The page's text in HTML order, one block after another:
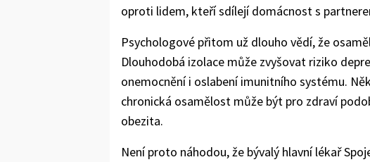
oproti lidem, kteří sdílejí domácnost s
Psychologové přitom už dlouho vědí, že
Dlouhodobá izolace může zvyšovat riziko
onemocnění i oslabení imunitního systému.
chronická osamělost může být pro zdraví
obezita.
Není proto náhodou, že bývalý hlavní lékař